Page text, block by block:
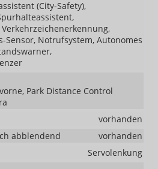
(City-Safety),
Sensor, Notrufsystem, Autonomes
Park Distance Control
vorhanden
abblendend
vorhanden
Servolenkung